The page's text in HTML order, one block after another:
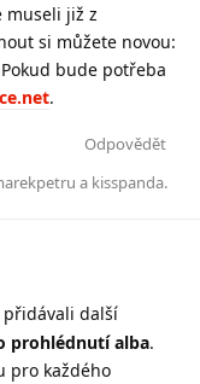
museli již z
si můžete novou:
Pokud bude potřeba
.
Odpovědět
a kisspanda.
přidávali další
prohlédnutí alba.
pro každého